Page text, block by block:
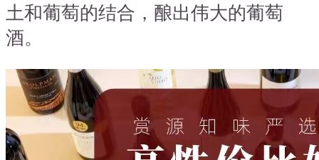
土和葡萄的结合，酿出伟大的葡萄
酒。